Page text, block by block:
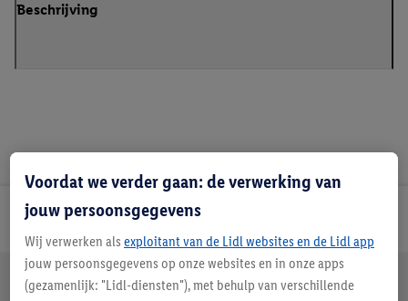
Beschrijving
Lidl Nieuwsbrief
Jouw voordelen bij ons als Lidl webshop klant
Gratis retourneren Veilig winkelen
Voordat we verder gaan: de verwerking van
jouw persoonsgegevens
Wij verwerken als exploitant van de Lidl websites en de Lidl app
jouw persoonsgegevens op onze websites en in onze apps
(gezamenlijk: "Lidl-diensten"), met behulp van verschillende